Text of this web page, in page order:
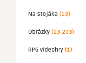
Na stojáka (13)
Obrázky (13 203)
RPG videohry (1)